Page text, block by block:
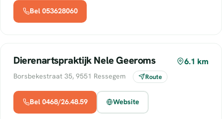
Bel 053628060
Dierenartspraktijk Nele Geeroms 6.1 km
Borsbekestraat 35, 9551 Ressegem Route
Bel 0468/26.48.59 Website